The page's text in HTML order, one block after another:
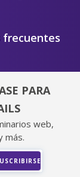
frecuentes
PARA
web,
más.